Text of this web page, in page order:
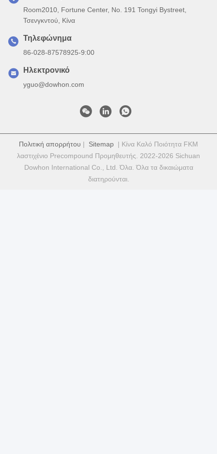
Room2010, Fortune Center, No. 191 Tongyi Bystreet,
Τσενγκντού, Κίνα
Τηλεφώνημα
86-028-87578925-9:00
Ηλεκτρονικό
yguo@dowhon.com
Πολιτική απορρήτου | Sitemap | Κίνα Καλό Ποιότητα FKM
λαστιχένιο Precompound Προμηθευτής. 2022-2026 Sichuan
Dowhon International Co., Ltd. Όλα. Όλα τα δικαιώματα
διατηρούνται.